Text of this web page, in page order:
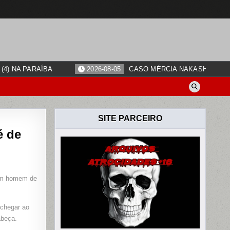
NA PARAÍBA 2026-08-05 CASO MÉRCIA NAKASHIMA:
de
homem de
ao
SITE PARCEIRO